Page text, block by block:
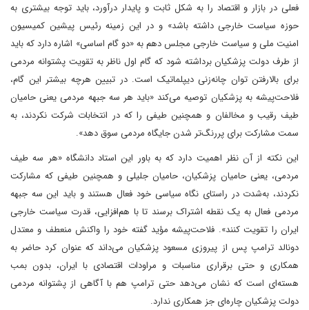
فعلی در بازار و اقتصاد را به شکل ثابت و پایدار درآورد، باید توجه بیشتری به
حوزه سیاست خارجی داشته باشد» و در این زمینه رئیس پیشین کمیسیون
امنیت ملی و سیاست خارجی مجلس دهم به «دو گام اساسی» اشاره دارد که باید
از طرف دولت پزشکیان برداشته شود که گام اول ناظر به تقویت پشتوانه مردمی
برای بالا‌رفتن توان چانه‌زنی دیپلماتیک است. در تبیین هرچه بیشتر این گام،
فلاحت‌پیشه به پزشکیان توصیه می‌کند «باید هر سه جبهه مردمی یعنی حامیان
طیف رقیب و مخالفان و همچنین طیفی را که در انتخابات شرکت نکردند، به
سمت مشارکت برای پررنگ‌تر شدن جایگاه مردمی سوق دهد».
این نکته از آن نظر اهمیت دارد که به باور این استاد دانشگاه «هر سه طیف
مردمی، یعنی حامیان پزشکیان، حامیان جلیلی و همچنین طیفی که مشارکت
نکردند، به‌شدت در راستای نگاه سیاسی خود فعال هستند و باید این سه جبهه
مردمی فعال به یک نقطه اشتراک برسند تا با هم‌افزایی، قدرت سیاست خارجی
ایران را تقویت کنند». فلاحت‌پیشه مؤید گفته خود را واکنش منعطف و معتدل
دونالد ترامپ پس از پیروزی مسعود پزشکیان می‌داند که عنوان کرد حاضر به
همکاری و حتی برقراری مناسبات و مراودات اقتصادی با ایران، بدون بمب
هسته‌ای است که نشان می‌دهد حتی ترامپ هم با آگاهی از پشتوانه مردمی
دولت پزشکیان چاره‌ای جز همکاری ندارد.